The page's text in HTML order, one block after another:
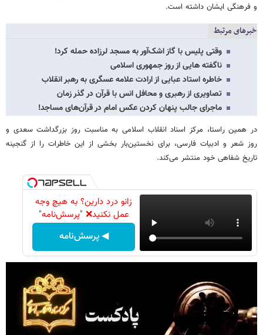
و فرهنگی ایشان داشته است.
خبرهای مرتبط
وقتی پلیس با گاز اشک‌آور به مسجد لرزاده حمله‌ کرد!
ناگفته هایی از روز جمهوری اسلامی
خاطره‌ استاد عبایی از ارادت علامه عسگری به رهبر انقلاب
تصاویری از رهبری و محافل انس با قرآن در گذر زمان
ماجرای جالب پنهان کردن عکس امام در قرآن‌های مساجد!
در همین راستا، مرکز اسناد انقلاب اسلامی به مناسبت روز بزرگداشت سعدی و
روز شعر و ادبیات فارسی، برای نخستین‌بار بخشی از این خاطرات را از گنجینه
تاریخ شفاهی خود منتشر می‌کند.
زانو درد دارین؟ به هیچ وجه
عمل نکنید❌ "پرسش‌نامه"
◀ پرسش‌نامه